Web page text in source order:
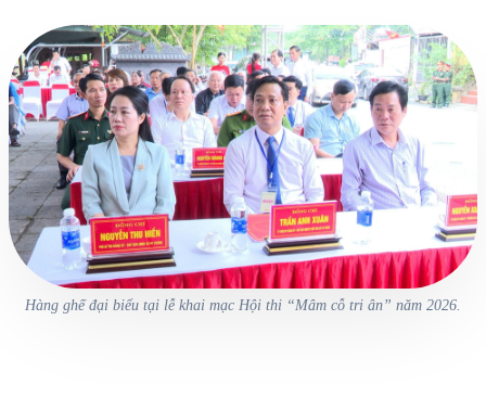
Hàng ghế đại biểu tại lễ khai mạc Hội thi “Mâm cỗ tri ân” năm 2026.